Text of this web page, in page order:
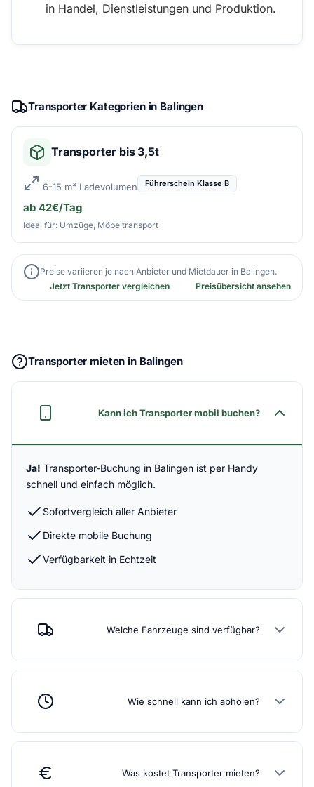
in Handel, Dienstleistungen und Produktion.
Transporter Kategorien in Balingen
Transporter bis 3,5t
6-15 m³ Ladevolumen Führerschein Klasse B
ab 42€/Tag
Ideal für: Umzüge, Möbeltransport
Preise variieren je nach Anbieter und Mietdauer in Balingen.
Jetzt Transporter vergleichen
Preisübersicht ansehen
Transporter mieten in Balingen
Kann ich Transporter mobil buchen?
Ja! Transporter-Buchung in Balingen ist per Handy
schnell und einfach möglich.
Sofortvergleich aller Anbieter
Direkte mobile Buchung
Verfügbarkeit in Echtzeit
Welche Fahrzeuge sind verfügbar?
Wie schnell kann ich abholen?
Was kostet Transporter mieten?